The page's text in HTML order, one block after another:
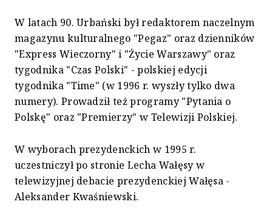
W latach 90. Urbański był redaktorem naczelnym
magazynu kulturalnego "Pegaz" oraz dzienników
"Express Wieczorny" i "Życie Warszawy" oraz
tygodnika "Czas Polski" - polskiej edycji
tygodnika "Time" (w 1996 r. wyszły tylko dwa
numery). Prowadził też programy "Pytania o
Polskę" oraz "Premierzy" w Telewizji Polskiej.
W wyborach prezydenckich w 1995 r.
uczestniczył po stronie Lecha Wałęsy w
telewizyjnej debacie prezydenckiej Wałęsa -
Aleksander Kwaśniewski.